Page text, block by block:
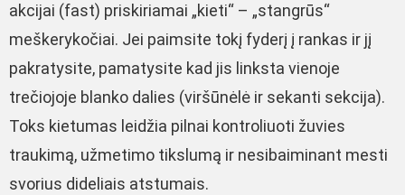
akcijai (fast) priskiriamai „kieti“ – „stangrūs“
meškerykočiai. Jei paimsite tokį fyderį į rankas ir jį
pakratysite, pamatysite kad jis linksta vienoje
trečiojoje blanko dalies (viršūnėlė ir sekanti sekcija).
Toks kietumas leidžia pilnai kontroliuoti žuvies
traukimą, užmetimo tikslumą ir nesibaiminant mesti
svorius dideliais atstumais.